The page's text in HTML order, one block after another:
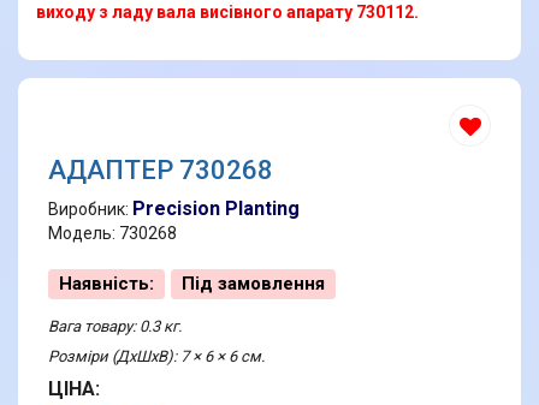
виходу з ладу вала висівного апарату 730112.
АДАПТЕР 730268
Виробник: Precision Planting
Модель: 730268
Наявність: Під замовлення
Вага товару: 0.3 кг.
Розміри (ДхШхВ): 7 × 6 × 6 см.
ЦІНА: